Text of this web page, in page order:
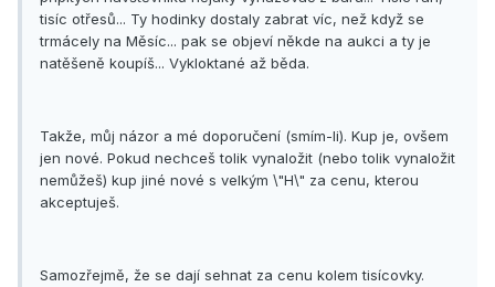
tisíc otřesů... Ty hodinky dostaly zabrat víc, než když se
trmácely na Měsíc... pak se objeví někde na aukci a ty je
natěšeně koupíš... Vykloktané až běda.
Takže, můj názor a mé doporučení (smím-li). Kup je, ovšem
jen nové. Pokud nechceš tolik vynaložit (nebo tolik vynaložit
nemůžeš) kup jiné nové s velkým \"H\" za cenu, kterou
akceptuješ.
Samozřejmě, že se dají sehnat za cenu kolem tisícovky.